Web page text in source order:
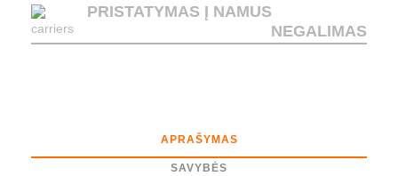
PRISTATYMAS Į NAMUS
NEGALIMAS
APRAŠYMAS
SAVYBĖS